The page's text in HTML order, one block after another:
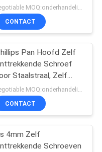
Aluminium de
CONTACT
Pan Hoofd Zelf
Schroef
Staalstraal, Zelf
CONTACT
4mm Zelf
Schroeven